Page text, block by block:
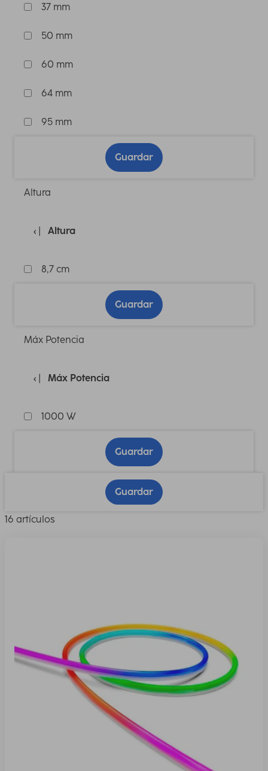
37 mm
50 mm
60 mm
64 mm
95 mm
Guardar
Altura
Altura
8,7 cm
Guardar
Máx Potencia
Máx Potencia
1000 W
Guardar
Guardar
16 artículos